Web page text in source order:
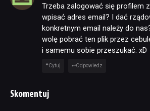
Trzeba zalogować się profilem
wpisać adres email? I dać
konkretnym email należy do
wolę pobrać ten plik przez
i samemu sobie przeszukać. xD
Cytuj Odpowiedz
Skomentuj